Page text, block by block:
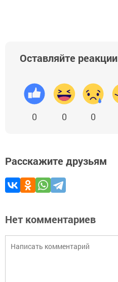
Оставляйте реакции
0 0 0
Расскажите друзьям
Нет комментариев